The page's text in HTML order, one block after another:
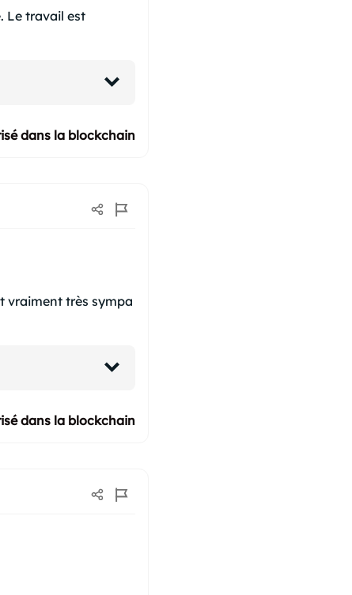
Le travail est
dans la blockchain
vraiment très sympa
dans la blockchain